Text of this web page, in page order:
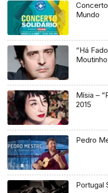
Mundo
“Há
Moutinho
Mísia –
2015
Pedro
Portugal